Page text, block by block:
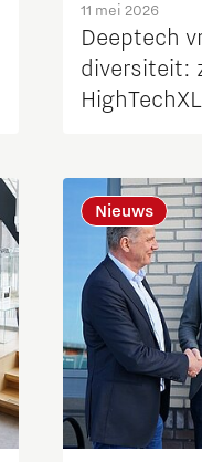
11 mei 2026
Deeptech
diversiteit:
Nieuws